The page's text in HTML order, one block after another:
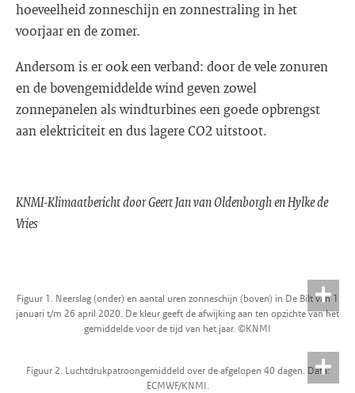
hoeveelheid zonneschijn en zonnestraling in het
voorjaar en de zomer.
Andersom is er ook een verband: door de vele zonuren
en de bovengemiddelde wind geven zowel
zonnepanelen als windturbines een goede opbrengst
aan elektriciteit en dus lagere CO2 uitstoot.
KNMI-Klimaatbericht door Geert Jan van Oldenborgh en Hylke de
Vries
Figuur 1. Neerslag (onder) en aantal uren zonneschijn (boven) in De Bilt van 1
januari t/m 26 april 2020. De kleur geeft de afwijking aan ten opzichte van het
gemiddelde voor de tijd van het jaar. ©KNMI
Figuur 2. Luchtdrukpatroongemiddeld over de afgelopen 40 dagen. Data:
ECMWF/KNMI.